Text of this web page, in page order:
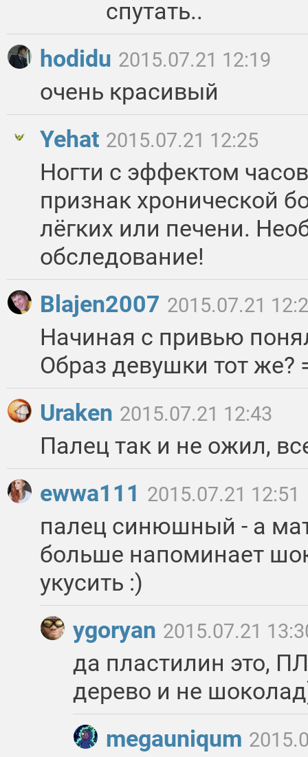
спутать..
hodidu 2015.07.21 12:19
очень красивый
Yehat 2015.07.21 12:25
Ногти с эффектом
признак хронической
лёгких или печени.
обследование!
Blajen2007 2015.07.21
Начиная с привью
Образ девушки тот же?
Uraken 2015.07.21 12:43
Палец так и не ожил,
ewwa111 2015.07.21 12:51
палец синюшный - а
больше напоминает
укусить :)
ygoryan 2015.07.21
да пластилин это,
дерево и не
megauniqum